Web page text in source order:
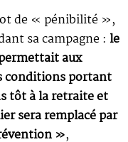
de « pénibilité »,
sa campagne : le
aux
conditions portant
tôt à la retraite et
sera remplacé par
»,